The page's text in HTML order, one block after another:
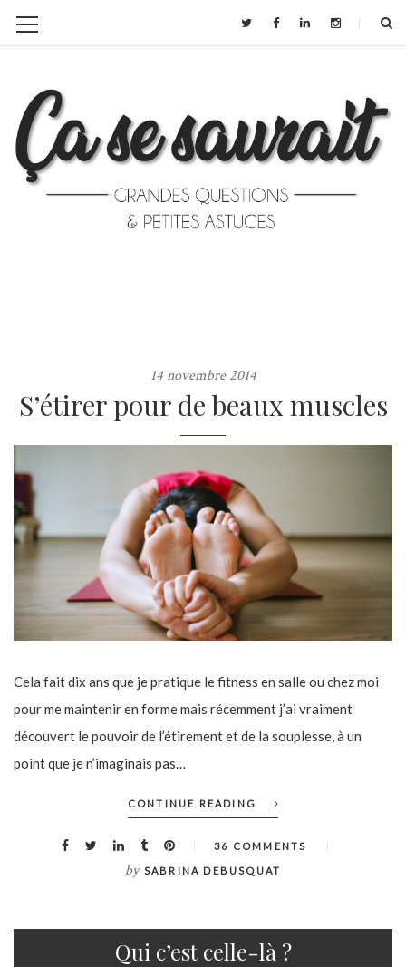
14 novembre 2014
S’étirer pour de beaux muscles
Cela fait dix ans que je pratique le fitness en salle ou chez moi
pour me maintenir en forme mais récemment j’ai vraiment
découvert le pouvoir de l’étirement et de la souplesse, à un
point que je n’imaginais pas…
CONTINUE READING
36 COMMENTS
by SABRINA DEBUSQUAT
Qui c’est celle-là ?